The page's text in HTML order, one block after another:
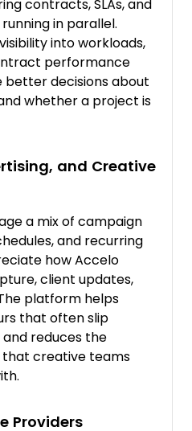
contracts, SLAs, and
in parallel.
into workloads,
performance
better decisions about
whether a project is
and Creative
a mix of campaign
and recurring
how Accelo
client updates,
platform helps
that often slip
reduces the
that creative teams
Providers